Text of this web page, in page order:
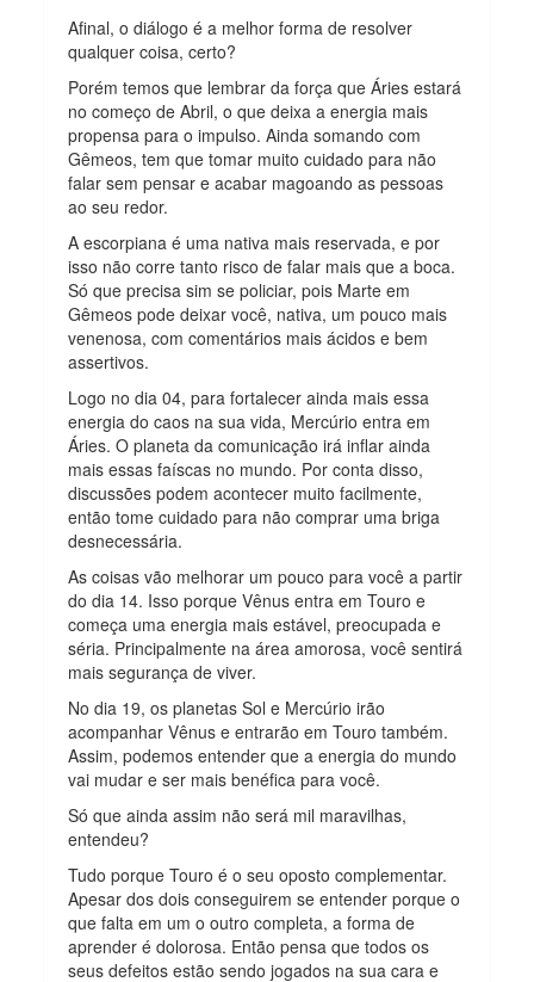
Afinal, o diálogo é a melhor forma de resolver
qualquer coisa, certo?
Porém temos que lembrar da força que Áries estará
no começo de Abril, o que deixa a energia mais
propensa para o impulso. Ainda somando com
Gêmeos, tem que tomar muito cuidado para não
falar sem pensar e acabar magoando as pessoas
ao seu redor.
A escorpiana é uma nativa mais reservada, e por
isso não corre tanto risco de falar mais que a boca.
Só que precisa sim se policiar, pois Marte em
Gêmeos pode deixar você, nativa, um pouco mais
venenosa, com comentários mais ácidos e bem
assertivos.
Logo no dia 04, para fortalecer ainda mais essa
energia do caos na sua vida, Mercúrio entra em
Áries. O planeta da comunicação irá inflar ainda
mais essas faíscas no mundo. Por conta disso,
discussões podem acontecer muito facilmente,
então tome cuidado para não comprar uma briga
desnecessária.
As coisas vão melhorar um pouco para você a partir
do dia 14. Isso porque Vênus entra em Touro e
começa uma energia mais estável, preocupada e
séria. Principalmente na área amorosa, você sentirá
mais segurança de viver.
No dia 19, os planetas Sol e Mercúrio irão
acompanhar Vênus e entrarão em Touro também.
Assim, podemos entender que a energia do mundo
vai mudar e ser mais benéfica para você.
Só que ainda assim não será mil maravilhas,
entendeu?
Tudo porque Touro é o seu oposto complementar.
Apesar dos dois conseguirem se entender porque o
que falta em um o outro completa, a forma de
aprender é dolorosa. Então pensa que todos os
seus defeitos estão sendo jogados na sua cara e